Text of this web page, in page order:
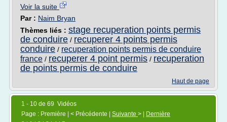
Voir la suite
Par : Naim Bryan
Thèmes liés : stage recuperation points permis
de conduire / recuperer 4 points permis
conduire / recuperation points permis de conduire
france / recuperer 4 point permis / recuperation
de points permis de conduire
Haut de page
1 - 10 de 69 Vidéos
Page : Première | < Précédente | Suivante > |
Dernière